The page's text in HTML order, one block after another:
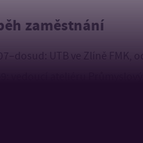
zaměstnání
UTB ve Zlíně FMK,